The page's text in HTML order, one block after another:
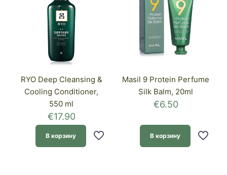
RYO Deep Cleansing &
Cooling Conditioner,
550 ml
€17.90
В корзину
Masil 9 Protein Perfume
Silk Balm, 20ml
€6.50
В корзину